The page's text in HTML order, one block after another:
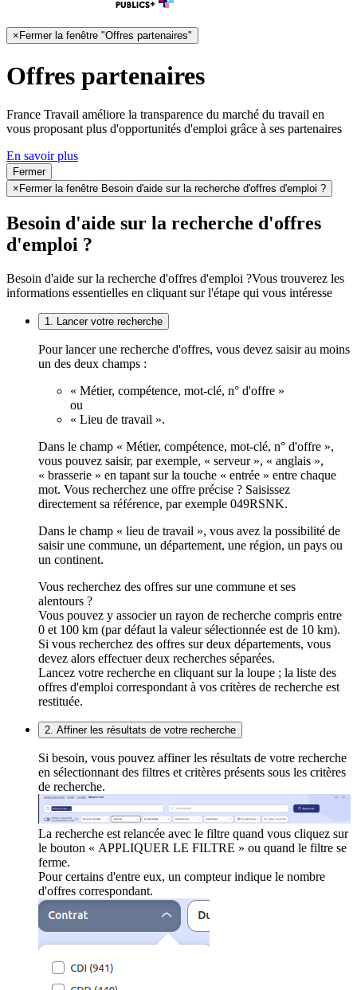
× Fermer la fenêtre "Offres partenaires"
Offres partenaires
France Travail améliore la transparence du marché du travail en
vous proposant plus d'opportunités d'emploi grâce à ses partenaires
En savoir plus
Fermer
× Fermer la fenêtre Besoin d'aide sur la recherche d'offres d'emploi ?
Besoin d'aide sur la recherche d'offres
d'emploi ?
Besoin d'aide sur la recherche d'offres d'emploi ?Vous trouverez les
informations essentielles en cliquant sur l'étape qui vous intéresse
1. Lancer votre recherche
Pour lancer une recherche d'offres, vous devez saisir au moins
un des deux champs :
« Métier, compétence, mot-clé, n° d'offre »
ou
« Lieu de travail ».
Dans le champ « Métier, compétence, mot-clé, n° d'offre »,
vous pouvez saisir, par exemple, « serveur », « anglais »,
« brasserie » en tapant sur la touche « entrée » entre chaque
mot. Vous recherchez une offre précise ? Saisissez
directement sa référence, par exemple 049RSNK.
Dans le champ « lieu de travail », vous avez la possibilité de
saisir une commune, un département, une région, un pays ou
un continent.
Vous recherchez des offres sur une commune et ses
alentours ?
Vous pouvez y associer un rayon de recherche compris entre
0 et 100 km (par défaut la valeur sélectionnée est de 10 km).
Si vous recherchez des offres sur deux départements, vous
devez alors effectuer deux recherches séparées.
Lancez votre recherche en cliquant sur la loupe ; la liste des
offres d'emploi correspondant à vos critères de recherche est
restituée.
2. Affiner les résultats de votre recherche
Si besoin, vous pouvez affiner les résultats de votre recherche
en sélectionnant des filtres et critères présents sous les critères
de recherche.
La recherche est relancée avec le filtre quand vous cliquez sur
le bouton « APPLIQUER LE FILTRE » ou quand le filtre se
ferme.
Pour certains d'entre eux, un compteur indique le nombre
d'offres correspondant.